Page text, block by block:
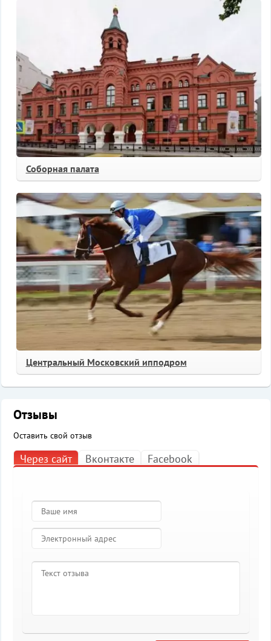
Соборная палата
Центральный Московский ипподром
Отзывы
Оставить свой отзыв
Через сайт Вконтакте Facebook